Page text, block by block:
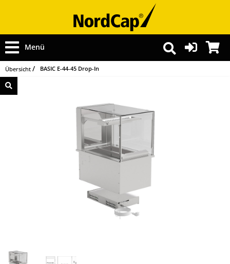
Menü
Übersicht BASIC E-44-45 Drop-In